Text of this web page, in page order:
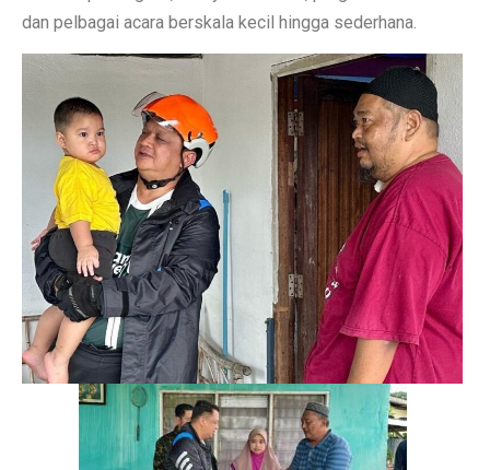
dan pelbagai acara berskala kecil hingga sederhana.